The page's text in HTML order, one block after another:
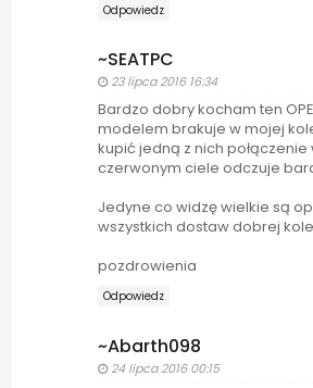
Odpowiedz
~SEATPC
23 lipca 2016 16:34
Bardzo dobry kocham ten
modelem brakuje w mojej
kupić jedną z nich połączenie
czerwonym ciele odczuje
Jedyne co widzę wielkie są
wszystkich dostaw dobrej
pozdrowienia
Odpowiedz
~Abarth098
24 lipca 2016 00:15